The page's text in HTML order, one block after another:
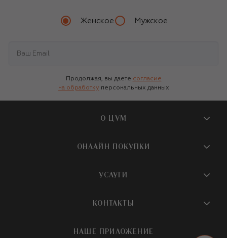
Женское Мужское
Продолжая, вы даете согласие
на обработку персональных данных
О ЦУМ
О магазине
Бутики и ПВЗ ЦУМ
Карьера
ОНЛАЙН ПОКУПКИ
Доставка
УСЛУГИ
Подарочная карта
КОНТАКТЫ
НАШЕ ПРИЛОЖЕНИЕ